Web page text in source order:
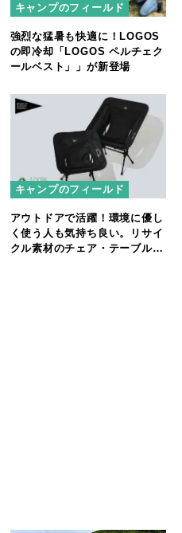
キャンプのフィールド
強烈な猛暑も快適に！LOGOS
の即冷却「LOGOS ペルチェク
ールベスト」」が新登場
キャンプのフィールド
アウトドアで活躍！環境に優し
く使う人も気持ち良い。リサイ
クル素材のチェア・テーブルが